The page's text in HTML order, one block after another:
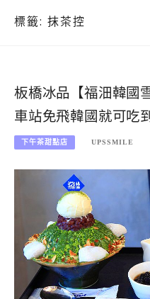
標籤: 抹茶控
板橋冰品【福沺韓國
車站免飛韓國就可吃
下午茶甜點店 UPSSMILE